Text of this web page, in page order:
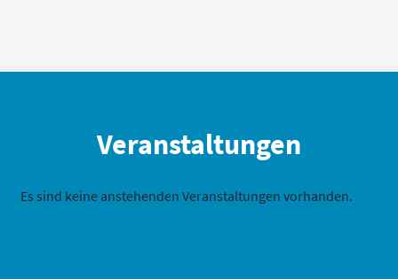
Veranstaltungen
Es sind keine anstehenden Veranstaltungen vorhanden.